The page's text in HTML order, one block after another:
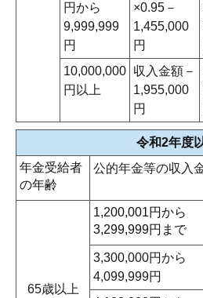
円から
9,999,999
円
×0.95－
1,455,000
円
10,000,000
円以上
収入金額－
1,955,000
円
令和2年度
年金受給者
の年齢
公的年金等の収入
65歳以上
1,200,001円から
3,299,999円まで
3,300,000円から
4,099,999円